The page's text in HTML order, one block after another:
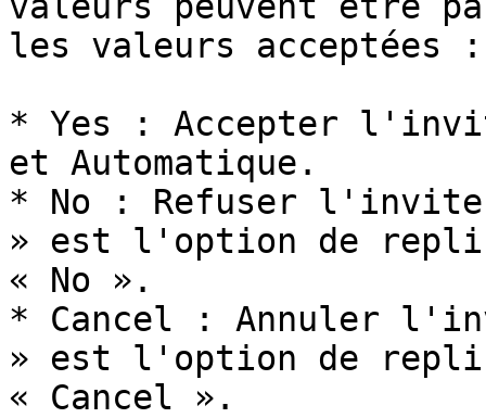
les valeurs acceptées :
* Yes : Accepter
et Automatique.
* No : Refuser l'invite
» est l'option de
« No ».
* Cancel : Annuler
» est l'option de
« Cancel ».